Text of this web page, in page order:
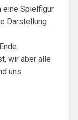
eine Spielfigur
Darstellung
wir aber alle
uns